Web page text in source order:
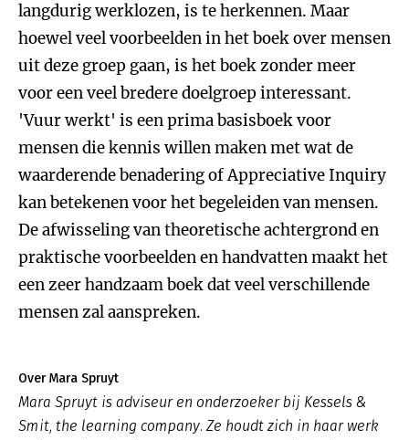
langdurig werklozen, is te herkennen. Maar
hoewel veel voorbeelden in het boek over mensen
uit deze groep gaan, is het boek zonder meer
voor een veel bredere doelgroep interessant.
'Vuur werkt' is een prima basisboek voor
mensen die kennis willen maken met wat de
waarderende benadering of Appreciative Inquiry
kan betekenen voor het begeleiden van mensen.
De afwisseling van theoretische achtergrond en
praktische voorbeelden en handvatten maakt het
een zeer handzaam boek dat veel verschillende
mensen zal aanspreken.
Over Mara Spruyt
Mara Spruyt is adviseur en onderzoeker bij Kessels &
Smit, the learning company. Ze houdt zich in haar werk